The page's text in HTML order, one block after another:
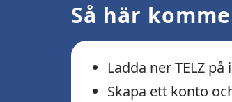
Så här
Ladda ner TELZ
Skapa ett konto